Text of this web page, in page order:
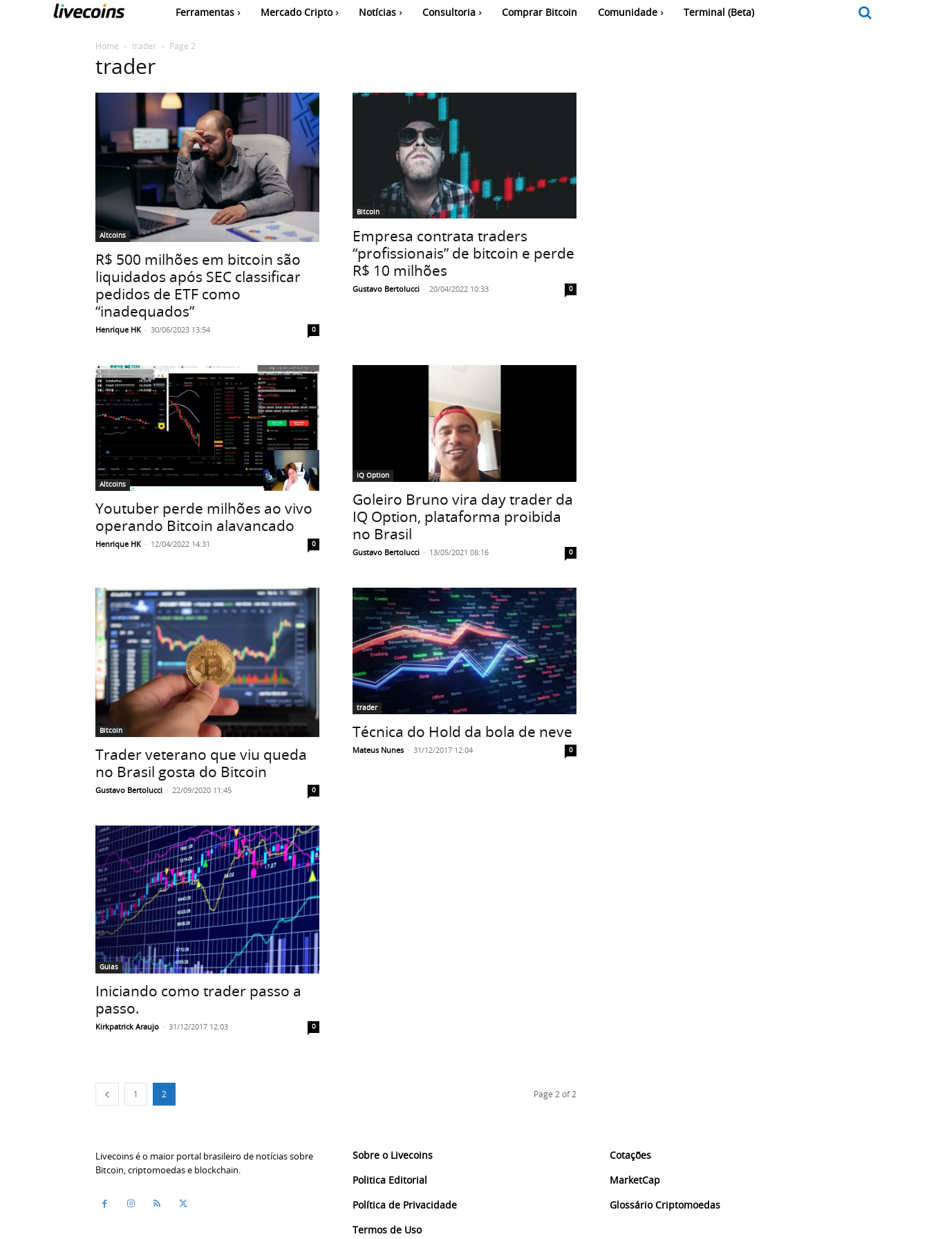
Ferramentas Mercado Cripto Notícias Consultoria Comprar Bitcoin Comunidade Terminal (Beta)
Home trader Page 2
trader
Altcoins
R$ 500 milhões em bitcoin são
liquidados após SEC classificar
pedidos de ETF como
“inadequados”
Henrique HK - 30/06/2023 13:54 0
Bitcoin
Empresa contrata traders
“profissionais” de bitcoin e perde
R$ 10 milhões
Gustavo Bertolucci - 20/04/2022 10:33 0
Altcoins
Youtuber perde milhões ao vivo
operando Bitcoin alavancado
Henrique HK - 12/04/2022 14:31 0
IQ Option
Goleiro Bruno vira day trader da
IQ Option, plataforma proibida
no Brasil
Gustavo Bertolucci - 13/05/2021 08:16 0
Bitcoin
Trader veterano que viu queda
no Brasil gosta do Bitcoin
Gustavo Bertolucci - 22/09/2020 11:45 0
trader
Técnica do Hold da bola de neve
Mateus Nunes - 31/12/2017 12:04 0
Guias
Iniciando como trader passo a
passo.
Kirkpatrick Araujo - 31/12/2017 12:03 0
1 2 Page 2 of 2
Livecoins é o maior portal brasileiro de notícias sobre
Bitcoin, criptomoedas e blockchain.
Sobre o Livecoins
Politica Editorial
Política de Privacidade
Termos de Uso
Cotações
MarketCap
Glossário Criptomoedas